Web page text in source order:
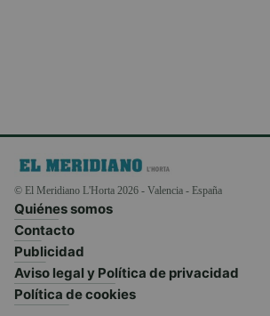
© El Meridiano L'Horta 2026 - Valencia - España
Quiénes somos
Contacto
Publicidad
Aviso legal y Política de privacidad
Política de cookies